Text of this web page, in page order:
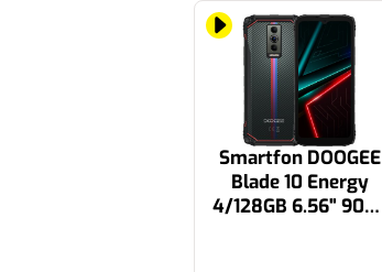
Smartfon DOOGEE
Blade 10 Energy
4/128GB 6.56" 90Hz